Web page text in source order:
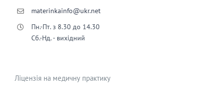
materinkainfo@ukr.net
Пн.-Пт. з 8.30 до 14.30
Сб.-Нд. - вихідний
Ліцензія на медичну практику